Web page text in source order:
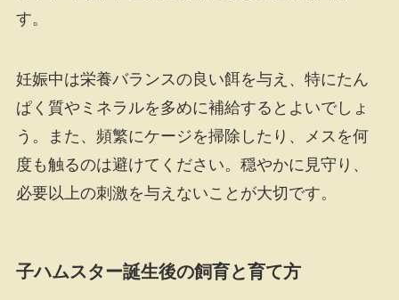
す。
妊娠中は栄養バランスの良い餌を与え、特にたん
ぱく質やミネラルを多めに補給するとよいでしょ
う。また、頻繁にケージを掃除したり、メスを何
度も触るのは避けてください。穏やかに見守り、
必要以上の刺激を与えないことが大切です。
子ハムスター誕生後の飼育と育て方